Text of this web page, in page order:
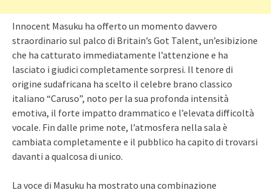
Innocent Masuku ha offerto un momento davvero
straordinario sul palco di Britain’s Got Talent, un’esibizione
che ha catturato immediatamente l’attenzione e ha
lasciato i giudici completamente sorpresi. Il tenore di
origine sudafricana ha scelto il celebre brano classico
italiano “Caruso”, noto per la sua profonda intensità
emotiva, il forte impatto drammatico e l’elevata difficoltà
vocale. Fin dalle prime note, l’atmosfera nella sala è
cambiata completamente e il pubblico ha capito di trovarsi
davanti a qualcosa di unico.
La voce di Masuku ha mostrato una combinazione